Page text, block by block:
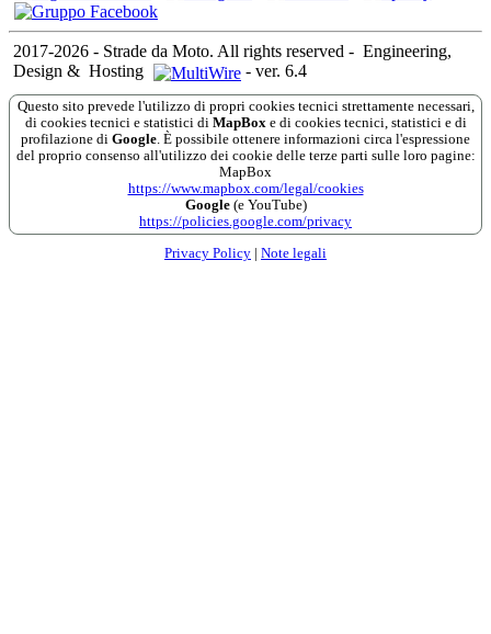
2017-2026 - Strade da Moto. All rights reserved - Engineering,
Design & Hosting - ver. 6.4
Questo sito prevede l'utilizzo di propri cookies tecnici strettamente necessari,
di cookies tecnici e statistici di MapBox e di cookies tecnici, statistici e di
profilazione di Google . È possibile ottenere informazioni circa l'espressione
del proprio consenso all'utilizzo dei cookie delle terze parti sulle loro pagine:
MapBox
https://www.mapbox.com/legal/cookies
Google(e YouTube)
https://policies.google.com/privacy
Privacy Policy | Note legali